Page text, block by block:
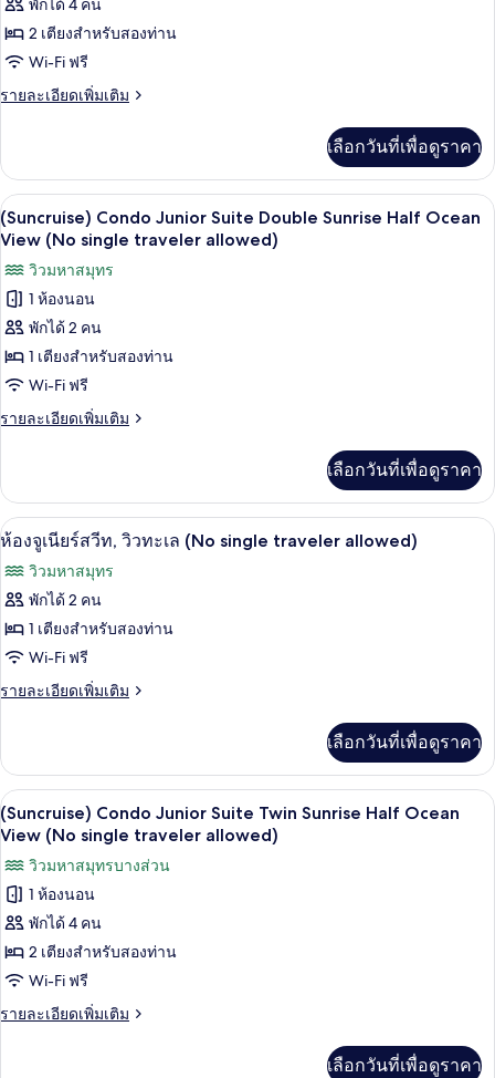
Ocean
View
single
ของ
ห้อง
ดี
ซ์
(Condo,
No
single
traveler
allowed)
พักได้ 4 คน
2 เตียงสำหรับสองท่าน
Wi-Fi ฟรี
รายละเอียดเพิ่มเติม
ราย
เกี่ยว
กับ
ห้อง
ดี
ซ์
(Condo,
No
single
traveler
เลือกวันที่เพื่อดูราคา
เปิด
ภาพถ่าย
ทั้งหมด
ของ
(Suncruise)
Condo
Junior
Suite
Half
Ocean
View
(No
single
traveler
allowed)
1
(Suncruise) Condo Junior Suite Double Sunrise Half Ocean
View (No single traveler allowed)
วิวมหาสมุทร
1 ห้องนอน
พักได้ 2 คน
1 เตียงสำหรับสองท่าน
Wi-Fi ฟรี
รายละเอียดเพิ่มเติม
ราย
เกี่ยว
กับ
(Suncruise)
Condo
Junior
Suite
Double
Sunrise
Half
View
allowed)
เลือกวันที่เพื่อดูราคา
เปิด
ภาพถ่าย
ทั้งหมด
ของ
ห้อง
จู
สวีท,
วิว
ทะเล
(No
single
traveler
allowed)
2
ห้องจูเนียร์สวีท, วิวทะเล (No single traveler allowed)
วิวมหาสมุทร
พักได้ 2 คน
1 เตียงสำหรับสองท่าน
Wi-Fi ฟรี
รายละเอียดเพิ่มเติม
ราย
เกี่ยว
กับ
ห้อง
จู
สวี
ท,
วิว
ทะเล
(No
traveler
allowed)
เลือกวันที่เพื่อดูราคา
เปิด
ภาพถ่าย
ทั้งหมด
ของ
(Suncruise)
Condo
Junior
Suite
1
(Suncruise) Condo Junior Suite Twin Sunrise Half Ocean
View (No single traveler allowed)
วิวมหาสมุทรบางส่วน
1 ห้องนอน
พักได้ 4 คน
2 เตียงสำหรับสองท่าน
Wi-Fi ฟรี
รายละเอียดเพิ่มเติม
ราย
เลือกวันที่เพื่อดูราคา